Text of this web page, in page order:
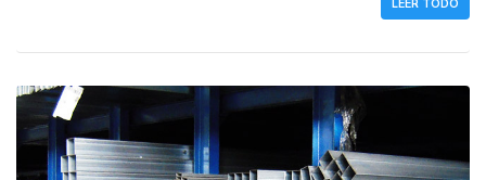
LEER TODO